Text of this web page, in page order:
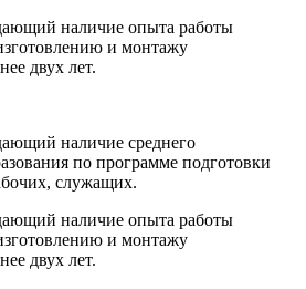
наличие опыта работы
и монтажу
двух лет.
наличие среднего
по программе подготовки
служащих.
наличие опыта работы
и монтажу
двух лет.